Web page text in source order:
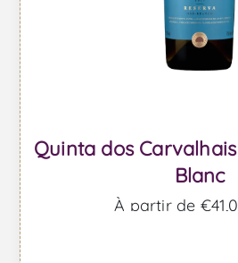
Quinta dos
Blanc
À partir de